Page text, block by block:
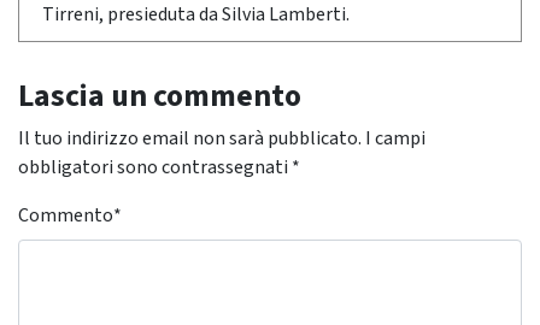
Tirreni, presieduta da Silvia Lamberti.
Lascia un commento
Il tuo indirizzo email non sarà pubblicato. I campi
obbligatori sono contrassegnati *
Commento*